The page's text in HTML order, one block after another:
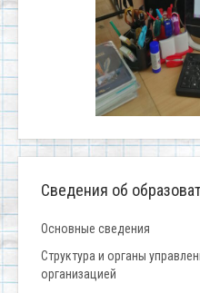
Сведения об
Основные сведения
Структура и органы
организацией